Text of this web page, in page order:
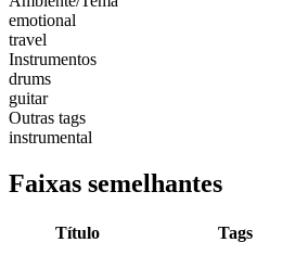
emotional
travel
Instrumentos
drums
guitar
Outras tags
instrumental
Faixas semelhantes
Título Tags